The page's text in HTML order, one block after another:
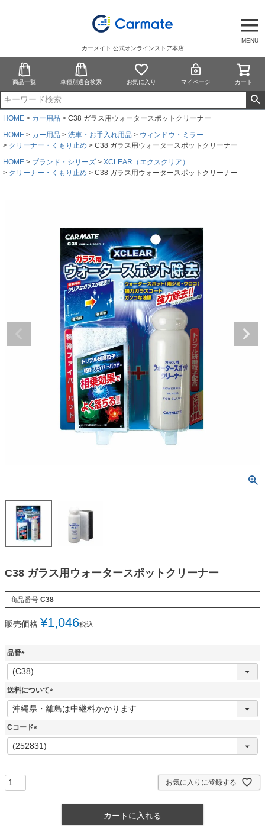
MENU
カーメイト 公式オンラインストア本店
商品一覧 車種別適合検索 お気に入り マイページ カート
HOME カー用品
C38 ガラス用ウォータースポットクリーナー
HOME
カー用品 洗車・お手入れ用品
ウィンドウ・ミラー
クリーナー・くもり止め
C38 ガラス用ウォータースポットクリーナー
HOME
ブランド・シリーズ
XCLEAR（エクスクリア）
クリーナー・くもり止め
C38 ガラス用ウォータースポットクリーナー
C38 ガラス用ウォータースポットクリーナー
商品番号 C38
販売価格 ¥1,046税込
品番
(
必
須
送料について
(
必
Cコード
(
必
お気に入りに登録する
カートに入れる